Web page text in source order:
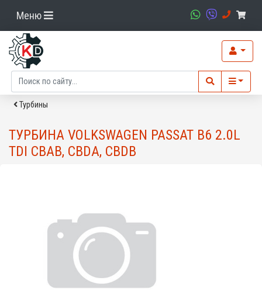
Меню
Турбины
ТУРБИНА VOLKSWAGEN PASSAT B6 2.0L
TDI CBAB, CBDA, CBDB